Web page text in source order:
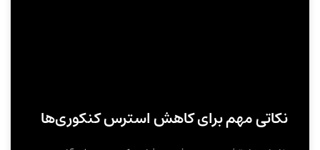
نکاتی مهم برای کاهش استرس کنکوری‌ها